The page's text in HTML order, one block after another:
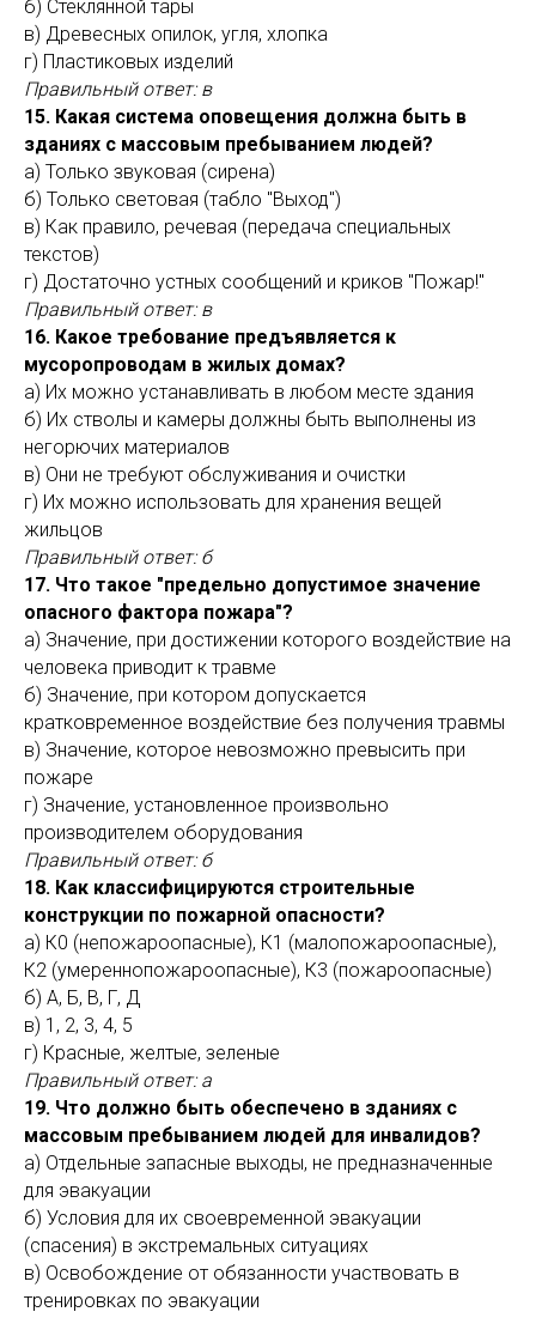
б) Стеклянной тары
в) Древесных опилок, угля, хлопка
г) Пластиковых изделий
Правильный ответ: в
15. Какая система оповещения должна быть в
зданиях с массовым пребыванием людей?
а) Только звуковая (сирена)
б) Только световая (табло "Выход")
в) Как правило, речевая (передача специальных
текстов)
г) Достаточно устных сообщений и криков "Пожар!"
Правильный ответ: в
16. Какое требование предъявляется к
мусоропроводам в жилых домах?
а) Их можно устанавливать в любом месте здания
б) Их стволы и камеры должны быть выполнены из
негорючих материалов
в) Они не требуют обслуживания и очистки
г) Их можно использовать для хранения вещей
жильцов
Правильный ответ: б
17. Что такое "предельно допустимое значение
опасного фактора пожара"?
а) Значение, при достижении которого воздействие на
человека приводит к травме
б) Значение, при котором допускается
кратковременное воздействие без получения травмы
в) Значение, которое невозможно превысить при
пожаре
г) Значение, установленное произвольно
производителем оборудования
Правильный ответ: б
18. Как классифицируются строительные
конструкции по пожарной опасности?
а) К0 (непожароопасные), К1 (малопожароопасные),
К2 (умереннопожароопасные), К3 (пожароопасные)
б) А, Б, В, Г, Д
в) 1, 2, 3, 4, 5
г) Красные, желтые, зеленые
Правильный ответ: а
19. Что должно быть обеспечено в зданиях с
массовым пребыванием людей для инвалидов?
а) Отдельные запасные выходы, не предназначенные
для эвакуации
б) Условия для их своевременной эвакуации
(спасения) в экстремальных ситуациях
в) Освобождение от обязанности участвовать в
тренировках по эвакуации